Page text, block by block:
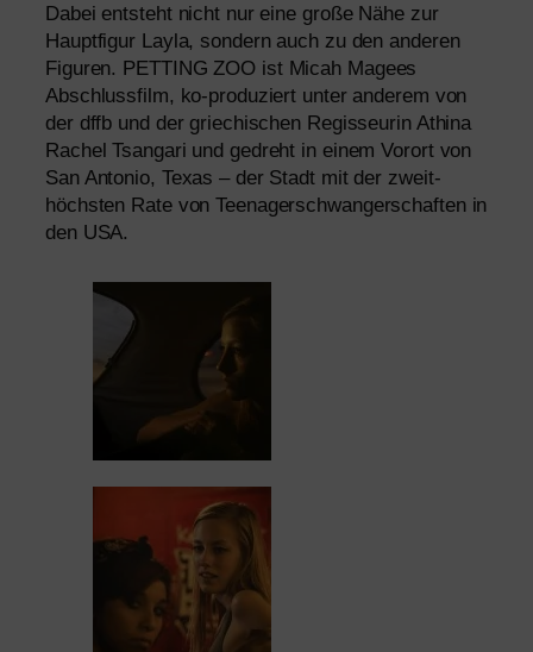
Dabei ent­steht nicht nur eine gro­ße Nähe zur
Hauptfigur Layla, son­dern auch zu den ande­ren
Figuren. PETTING ZOO ist Micah Magees
Abschlussfilm, ko-pro­du­ziert unter ande­rem von
der dffb und der grie­chi­schen Regisseurin Athina
Rachel Tsangari und gedreht in einem Vorort von
San Antonio, Texas – der Stadt mit der zweit­
höchs­ten Rate von Teenagerschwangerschaften in
den USA.